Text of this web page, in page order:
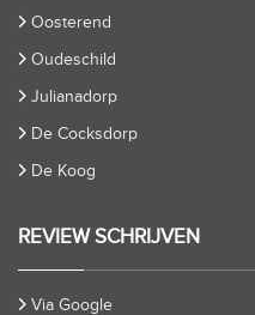
Oosterend
Oudeschild
Julianadorp
De Cocksdorp
De Koog
REVIEW SCHRIJVEN
Via Google